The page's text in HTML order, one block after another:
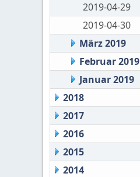
2019-04-29
2019-04-30
März 2019
Februar 2019
Januar 2019
2018
2017
2016
2015
2014